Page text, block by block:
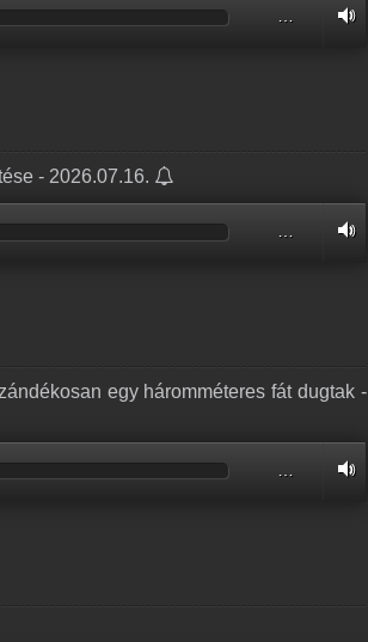
…
- 2026.07.16.
egy háromméteres fát dugtak -